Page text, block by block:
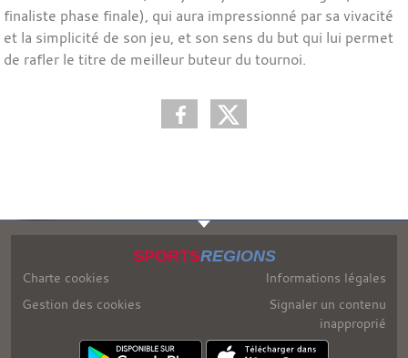
finaliste phase finale), qui aura impressionné par sa vivacité
et la simplicité de son jeu, et son sens du but qui lui permet
de rafler le titre de meilleur buteur du tournoi.
SPORTSREGIONS
Charte cookies
Gestion des cookies
Informations légales
Signaler un contenu
inapproprié